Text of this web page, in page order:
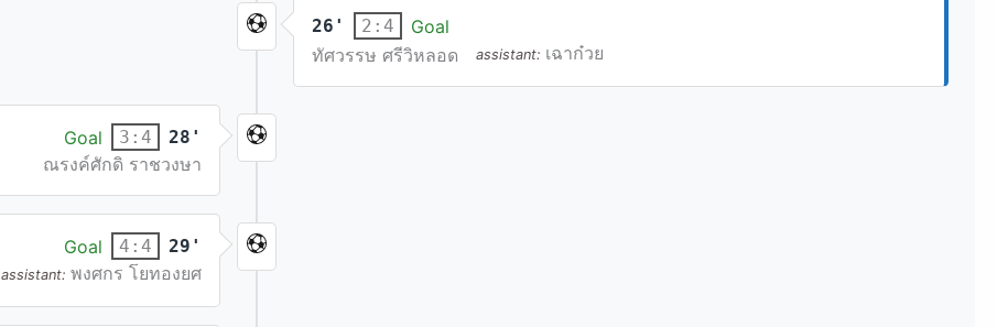
26' 2:4
Goal
ทัศวรรษ ศรีวิหลอด
assistant: เฉาก๋วย
Goal 3:4 28'
ณรงค์ศักดิ ราชวงษา
Goal 4:4 29'
assistant: พงศกร โยทองยศ